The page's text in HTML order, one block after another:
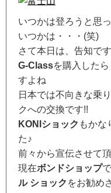
いつかは登ろうと思
いつかは・・・(笑)
さて本日は、告知で
G-Classを購入したら
すよね
日本では不向きな乗
クへの交換です!!
KONIショック もかな
た♪
前々から宣伝させて
現在ボンドショップ
ル ショック をお勧め